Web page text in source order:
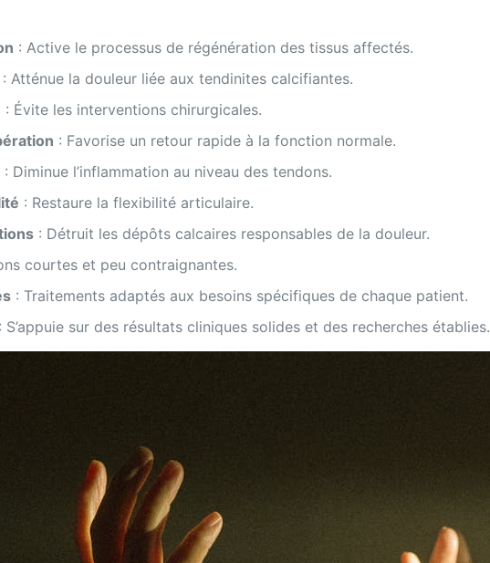
: Active le processus de régénération des tissus affectés.
: Atténue la douleur liée aux tendinites calcifiantes.
: Évite les interventions chirurgicales.
: Favorise un retour rapide à la fonction normale.
: Diminue l’inflammation au niveau des tendons.
: Restaure la flexibilité articulaire.
: Détruit les dépôts calcaires responsables de la douleur.
courtes et peu contraignantes.
: Traitements adaptés aux besoins spécifiques de chaque patient.
: S’appuie sur des résultats cliniques solides et des recherches établies.